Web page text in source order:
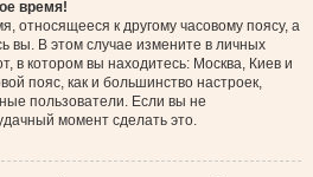
время!
относящееся к другому часовому поясу, а
вы. В этом случае измените в личных
в котором вы находитесь: Москва, Киев и
пояс, как и большинство настроек,
пользователи. Если вы не
момент сделать это.